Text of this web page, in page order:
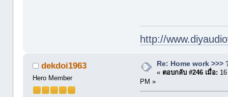
http://
dekdoi1963
Hero Member
Re: Home work >>>
« ตอบกลับ #246 เมื่อ:
PM »